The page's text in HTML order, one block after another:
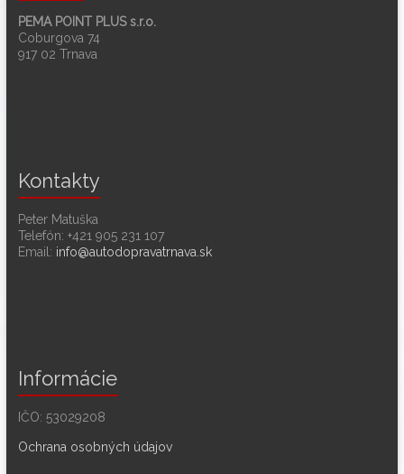
PEMA POINT PLUS s.r.o.
Coburgova 74
917 02 Trnava
Kontakty
Peter Matuška
Telefón: +421 905 231 107
Email: info@autodopravatrnava.sk
Informácie
IČO: 53029208
Ochrana osobných údajov